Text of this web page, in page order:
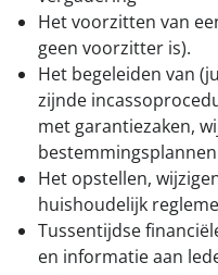
Het voorzitten van
geen voorzitter is).
Het begeleiden van
zijnde
met garantiezaken,
Het opstellen,
huishoudelijk
Tussentijdse
en informatie aan